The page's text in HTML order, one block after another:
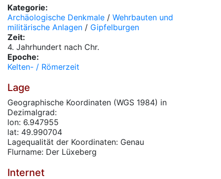
Kategorie:
Archäologische Denkmale / Wehrbauten und
militärische Anlagen / Gipfelburgen
Zeit:
4. Jahrhundert nach Chr.
Epoche:
Kelten- / Römerzeit
Lage
Geographische Koordinaten (WGS 1984) in
Dezimalgrad:
lon: 6.947955
lat: 49.990704
Lagequalität der Koordinaten: Genau
Flurname: Der Lüxeberg
Internet